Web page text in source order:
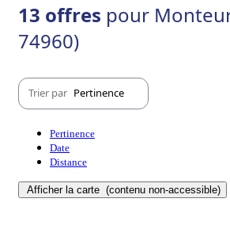
13 offres pour
74960)
Trier par Pertinence
Pertinence
Date
Distance
Afficher la carte (contenu non-accessible)